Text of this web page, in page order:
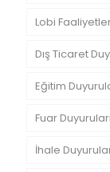
Lobi
Dış Ticaret
Eğitim
Fuar Duyuruları
İhale